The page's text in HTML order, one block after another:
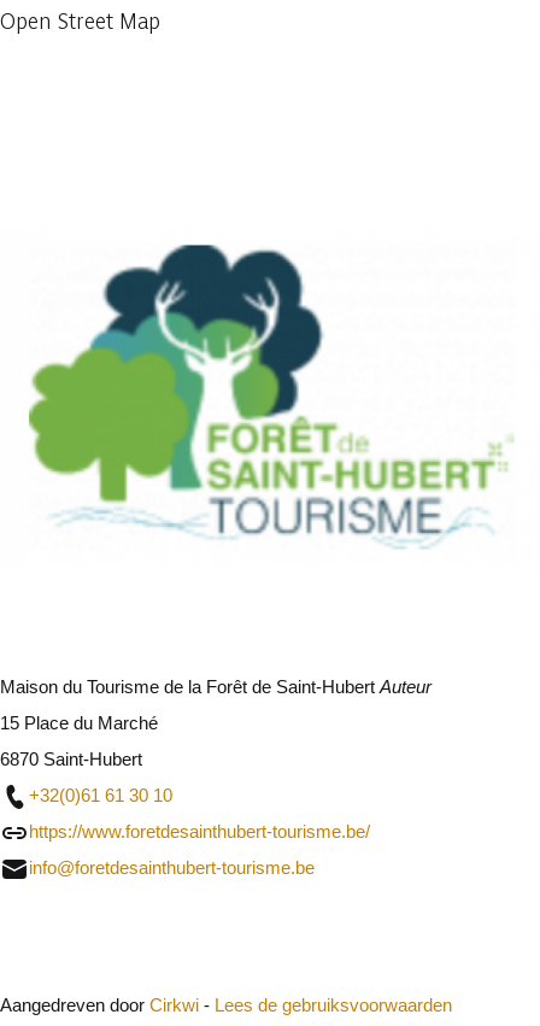
Open Street Map
Maison du Tourisme de la Forêt de Saint-Hubert Auteur
15 Place du Marché
6870 Saint-Hubert
+32(0)61 61 30 10
https://www.foretdesainthubert-tourisme.be/
info@foretdesainthubert-tourisme.be
Aangedreven door Cirkwi - Lees de gebruiksvoorwaarden